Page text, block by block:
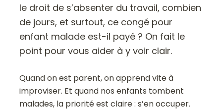
le droit de s’absenter du travail, combien
de jours, et surtout, ce congé pour
enfant malade est-il payé ? On fait le
point pour vous aider à y voir clair.
Quand on est parent, on apprend vite à
improviser. Et quand nos enfants tombent
malades, la priorité est claire : s’en occuper.